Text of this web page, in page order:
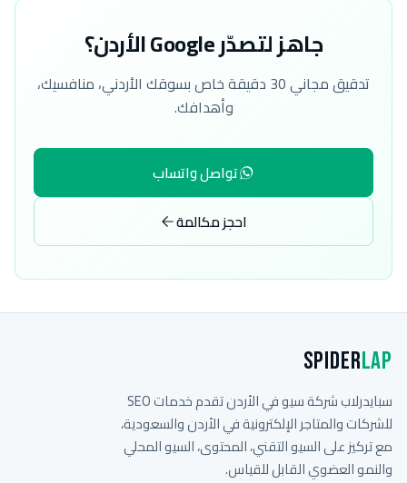
جاهز لتصدّر Google الأردن؟
تدقيق مجاني 30 دقيقة خاص بسوقك الأردني، منافسيك،
وأهدافك.
تواصل واتساب
احجز مكالمة
SpiderLap
سبايدرلاب شركة سيو في الأردن تقدم خدمات SEO
للشركات والمتاجر الإلكترونية في الأردن والسعودية،
مع تركيز على السيو التقني، المحتوى، السيو المحلي
والنمو العضوي القابل للقياس.